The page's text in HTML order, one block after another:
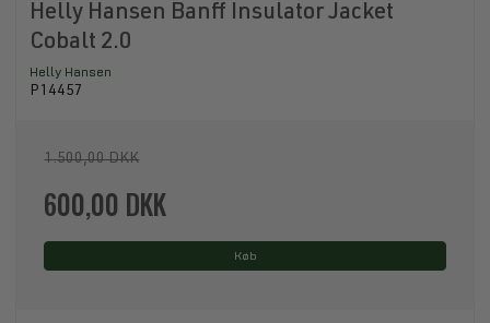
Helly Hansen Banff Insulator Jacket
Cobalt 2.0
Helly Hansen
P14457
1.500,00 DKK
600,00 DKK
Køb